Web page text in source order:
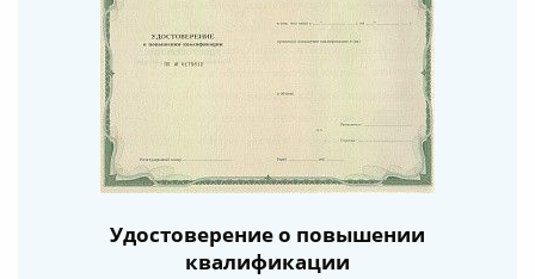
Удостоверение о повышении
квалификации